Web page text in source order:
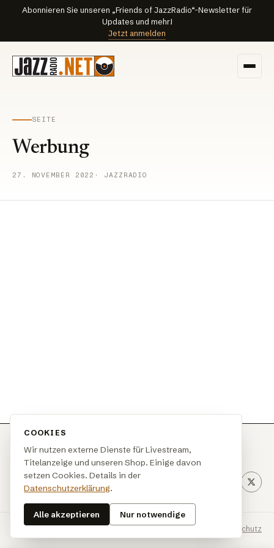
Abonnieren Sie unseren „Friends of JazzRadio“-Newsletter für
Updates und mehr!
Jetzt anmelden
SEITE
Werbung
27. NOVEMBER 2022 · JAZZRADIO
NewsMusikShopWerbungImpressum
© 2026 JazzRadio Berlin Impressum Datenschutz
COOKIES
Wir nutzen externe Dienste für Livestream,
Titelanzeige und unseren Shop. Einige davon
setzen Cookies. Details in der
Datenschutzerklärung.
Alle akzeptieren Nur notwendige